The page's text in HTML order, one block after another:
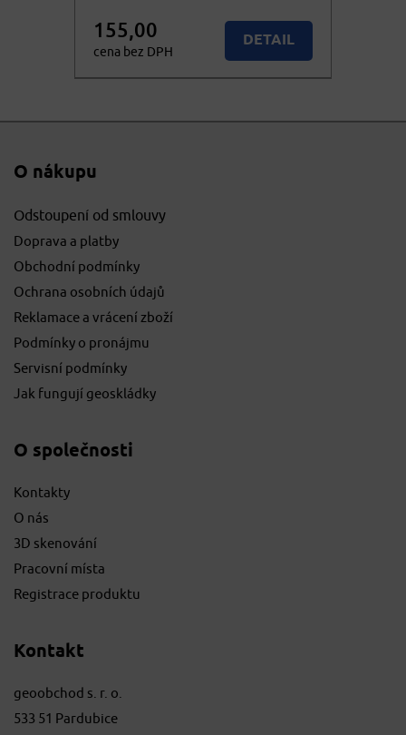
155,00
cena bez DPH
DETAIL
KOUPIT
O nákupu
Odstoupení od smlouvy
Doprava a platby
Obchodní podmínky
Ochrana osobních údajů
Reklamace a vrácení zboží
Podmínky o pronájmu
Servisní podmínky
Jak fungují geoskládky
O společnosti
Kontakty
O nás
3D skenování
Pracovní místa
Registrace produktu
Kontakt
geoobchod s. r. o.
533 51 Pardubice